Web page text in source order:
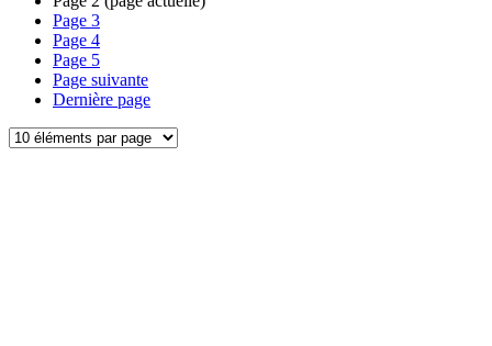
Page 3
Page 4
Page 5
Page suivante
Dernière page